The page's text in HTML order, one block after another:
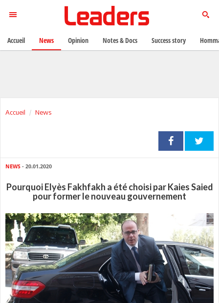
Accueil News
NEWS - 20.01.2020
Pourquoi Elyès Fakhfakh a été choisi par Kaies Saied
pour former le nouveau gouvernement
Accueil News Opinion Notes & Docs Success story